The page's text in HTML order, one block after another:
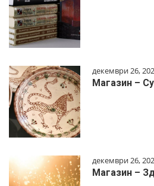
декември 26,
Магазин –
декември 26,
Магазин –